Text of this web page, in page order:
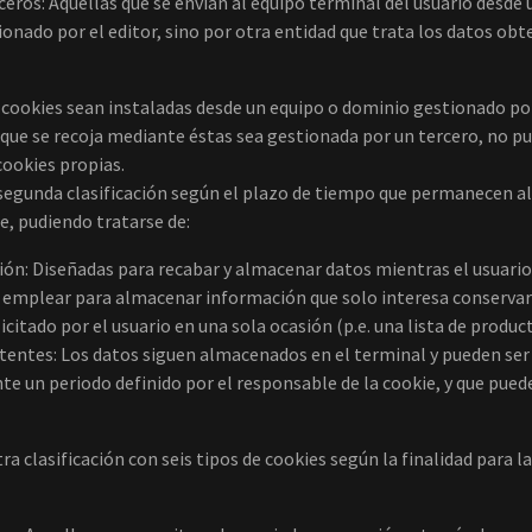
por el editor, sino por otra entidad que trata los datos
cookies sean instaladas desde un equipo o dominio gestionado
se recoja mediante éstas sea gestionada por un tercero, no
propias.
clasificación según el plazo de tiempo que permanecen
pudiendo tratarse de:
Diseñadas para recabar y almacenar datos mientras el
emplear para almacenar información que solo interesa
por el usuario en una sola ocasión (p.e. una lista de
Los datos siguen almacenados en el terminal y pueden ser
un periodo definido por el responsable de la cookie, y que
clasificación con seis tipos de cookies según la finalidad para